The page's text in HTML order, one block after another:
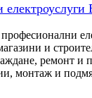
и
ремонт и
монтаж и